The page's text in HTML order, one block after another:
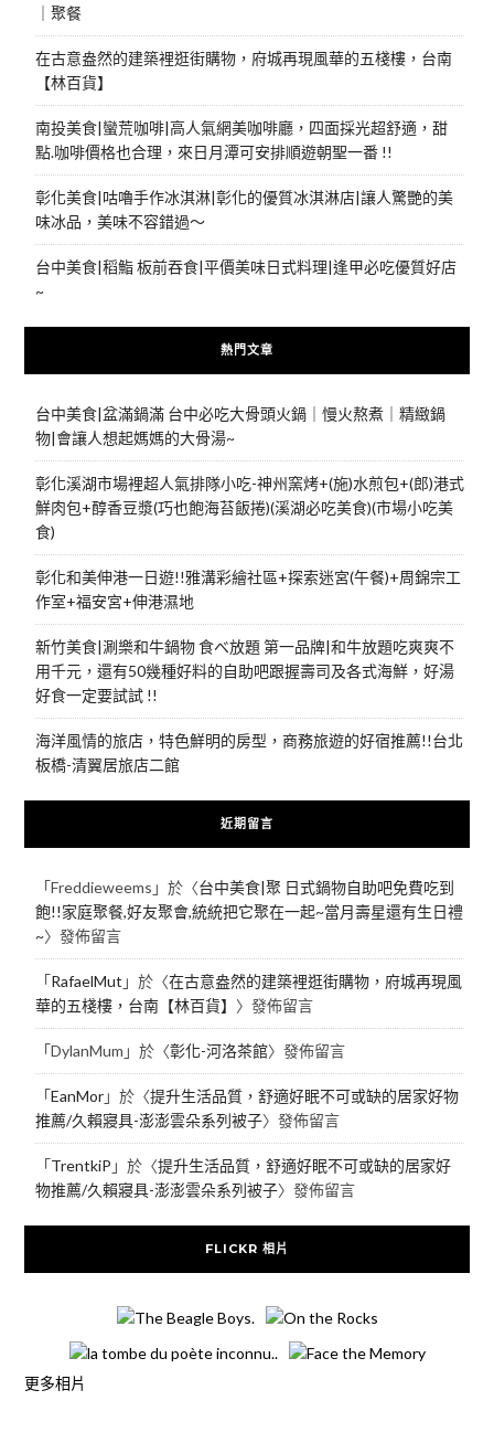
｜聚餐
在古意盎然的建築裡逛街購物，府城再現風華的五棧樓，台南
【林百貨】
南投美食|蠻荒咖啡|高人氣網美咖啡廳，四面採光超舒適，甜
點.咖啡價格也合理，來日月潭可安排順遊朝聖一番 !!
彰化美食|咕嚕手作冰淇淋|彰化的優質冰淇淋店|讓人驚艷的美
味冰品，美味不容錯過～
台中美食|稻鮨 板前吞食|平價美味日式料理|逢甲必吃優質好店
~
熱門文章
台中美食|盆滿鍋滿 台中必吃大骨頭火鍋｜慢火熬煮｜精緻鍋
物|會讓人想起媽媽的大骨湯~
彰化溪湖市場裡超人氣排隊小吃-神州窯烤+(施)水煎包+(郎)港式
鮮肉包+醇香豆漿(巧也飽海苔飯捲)(溪湖必吃美食)(市場小吃美
食)
彰化和美伸港一日遊!!雅溝彩繪社區+探索迷宮(午餐)+周錦宗工
作室+福安宮+伸港濕地
新竹美食|涮樂和牛鍋物 食べ放題 第一品牌|和牛放題吃爽爽不
用千元，還有50幾種好料的自助吧跟握壽司及各式海鮮，好湯
好食一定要試試 !!
海洋風情的旅店，特色鮮明的房型，商務旅遊的好宿推薦!!台北
板橋-清翼居旅店二館
近期留言
「Freddieweems 」於〈台中美食|聚 日式鍋物自助吧免費吃到
飽!!家庭聚餐,好友聚會,統統把它聚在一起~當月壽星還有生日禮
~〉發佈留言
「RafaelMut 」於〈在古意盎然的建築裡逛街購物，府城再現風
華的五棧樓，台南【林百貨】 〉發佈留言
「DylanMum 」於〈彰化-河洛茶館〉發佈留言
「EanMor」於〈提升生活品質，舒適好眠不可或缺的居家好物
推薦/久賴寢具-澎澎雲朵系列被子〉發佈留言
「TrentkiP 」於〈提升生活品質，舒適好眠不可或缺的居家好
物推薦/久賴寢具-澎澎雲朵系列被子〉發佈留言
FLICKR 相片
更多相片